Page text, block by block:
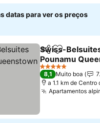
datas para ver os preços
PartilharAdicionar
Swiss-
Pounamu
Ver preços
5 Estrelas
8,1 Muito boa
a 1.1 km de Centro
Apartamentos